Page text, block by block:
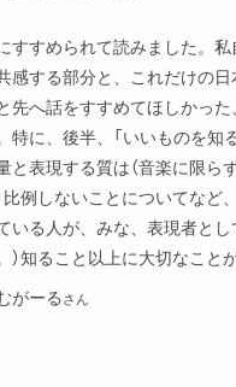
すすめられて読みました。
感する部分と、これだけの
先へ話をすすめてほしかっ
特に、後半、「いいものを知
と表現する質は（音楽に限
比例しないことについてなど
いる人が、みな、表現者と
）知ること以上に大切なこと
がーるさん